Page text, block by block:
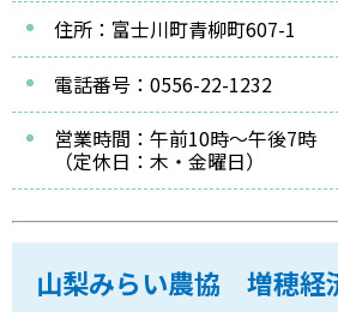
住所：富士川町青柳町607-1
電話番号：0556-22-1232
営業時間：午前10時～午後7時
（定休日：木・金曜日）
山梨みらい農協 増穂経